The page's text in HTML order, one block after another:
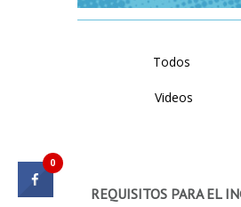
Todos
Videos
REQUISITOS PARA EL
0